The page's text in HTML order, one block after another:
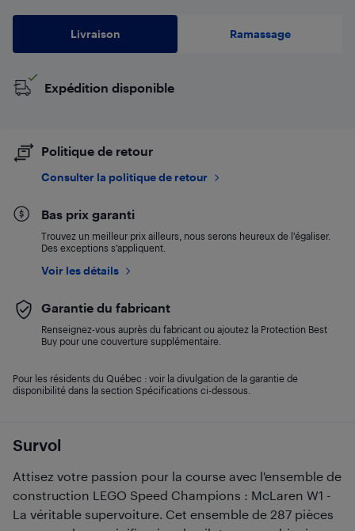
Survol
Attisez votre passion pour la course avec l'ensemble de
construction LEGO Speed Champions : McLaren W1 -
La véritable supervoiture. Cet ensemble de 287 pièces
Livraison Ramassage
Expédition disponible
Politique de retour
Consulter la politique de retour
Bas prix garanti
Trouvez un meilleur prix ailleurs, nous serons heureux de l’égaliser.
Des exceptions s’appliquent.
Voir les détails
Garantie du fabricant
Renseignez-vous auprès du fabricant ou ajoutez la Protection Best
Buy pour une couverture supplémentaire.
Pour les résidents du Québec : voir la divulgation de la garantie de
disponibilité dans la section Spécifications ci-dessous.